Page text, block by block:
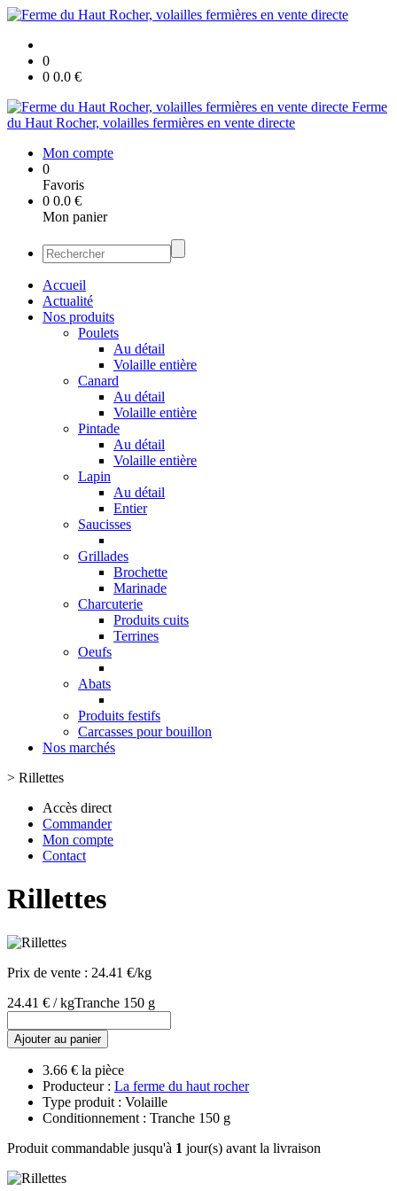
0
0 0.0 €
Ferme
du Haut Rocher, volailles fermières en vente directe
Mon compte
0
Favoris
0 0.0 €
Mon panier
Accueil
Actualité
Nos produits
Poulets
Au détail
Volaille entière
Canard
Au détail
Volaille entière
Pintade
Au détail
Volaille entière
Lapin
Au détail
Entier
Saucisses
Grillades
Brochette
Marinade
Charcuterie
Produits cuits
Terrines
Oeufs
Abats
Produits festifs
Carcasses pour bouillon
Nos marchés
> Rillettes
Accès direct
Commander
Mon compte
Contact
Rillettes
Prix de vente : 24.41 €/kg
24.41 € / kgTranche 150 g
Ajouter au panier
3.66 € la pièce
Producteur : La ferme du haut rocher
Type produit : Volaille
Conditionnement : Tranche 150 g
Produit commandable jusqu'à 1 jour(s) avant la livraison